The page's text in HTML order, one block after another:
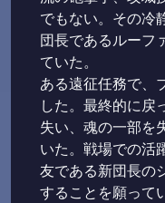
でもない。その冷
団長であるルーフ
ていた。
ある遠征任務で、
した。最終的に戻
失い、魂の一部を
いた。戦場での活
友である新団長の
することを願って